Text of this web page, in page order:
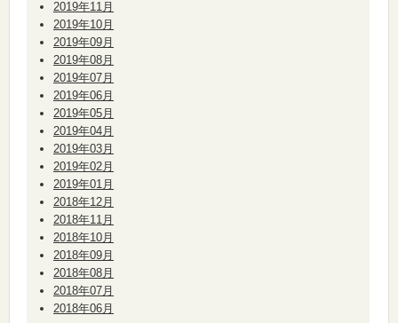
2019年11月
2019年10月
2019年09月
2019年08月
2019年07月
2019年06月
2019年05月
2019年04月
2019年03月
2019年02月
2019年01月
2018年12月
2018年11月
2018年10月
2018年09月
2018年08月
2018年07月
2018年06月